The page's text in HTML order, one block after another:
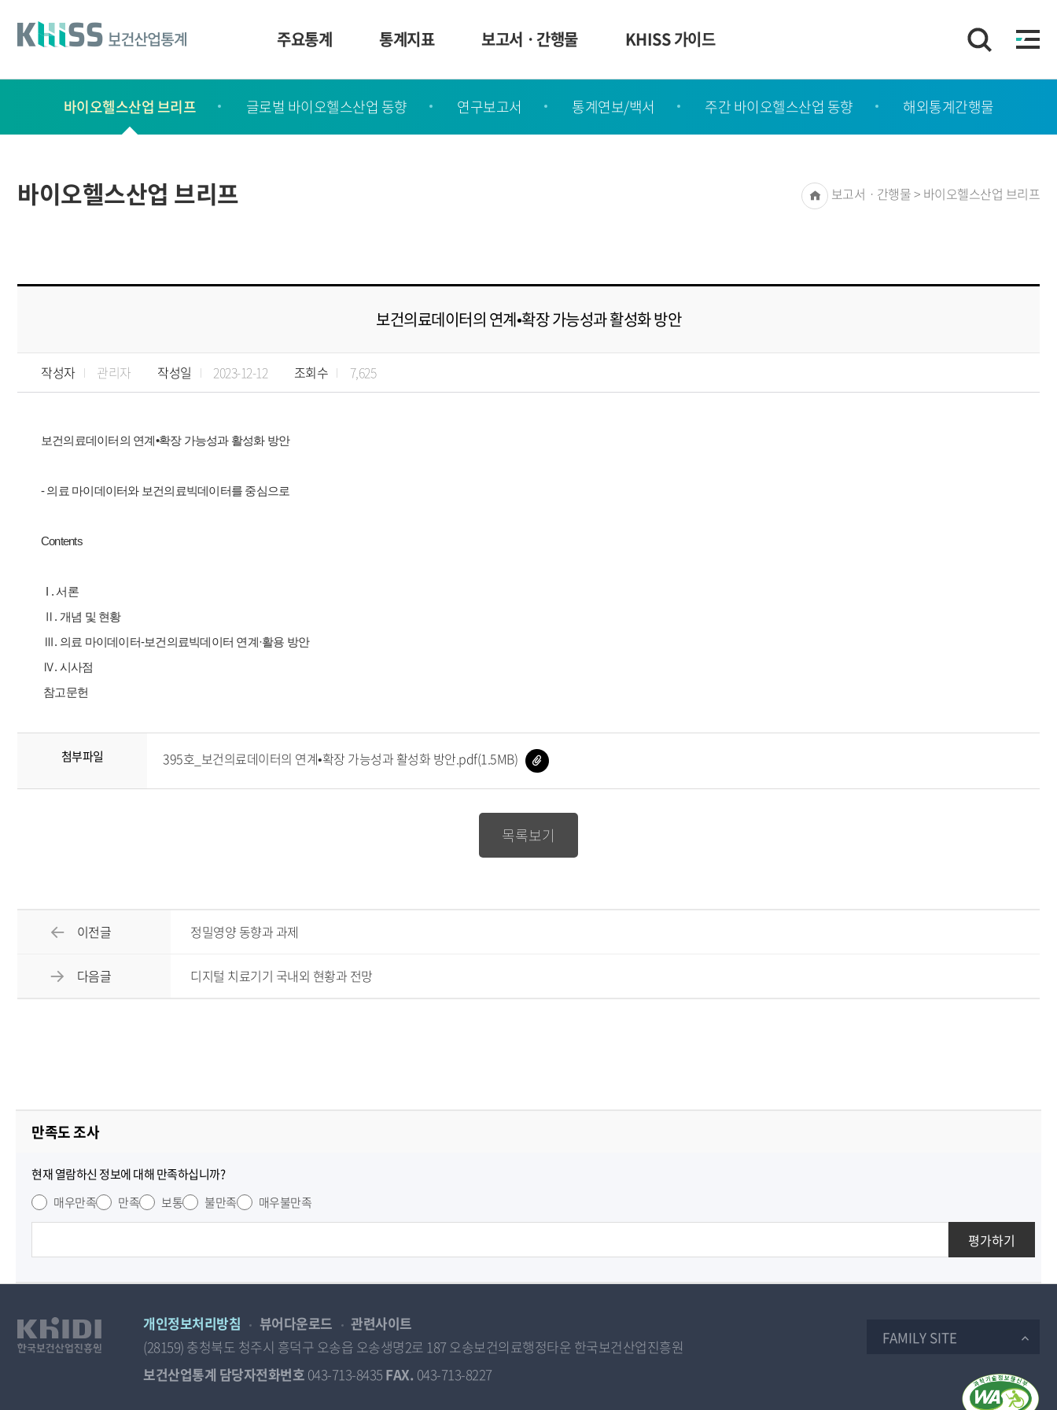
건
주요통계 통계지표 보고서ㆍ간행물 KHISS 가이드
서
바이오헬스산업 브리프 글로벌 바이오헬스산업 동향 연구보고서 통계연보/백서 주간 바이오헬스산업 동향 해외통계간행물
바이오헬스산업 브리프 Home
보고서ㆍ간행물 > 바이오헬스산업 브리프
보건의료데이터의 연계•확장 가능성과 활성화 방안
작성자 관리자 작성일 2023-12-12 조회수 7,625
보건의료데이터의 연계•확장 가능성과 활성화 방안
- 의료 마이데이터와 보건의료빅데이터를 중심으로
Contents
I . 서론
Ⅱ. 개념 및 현황
Ⅲ. 의료 마이데이터-보건의료빅데이터 연계·활용 방안
Ⅳ. 시사점
참고문헌
첨부파일 395호_보건의료데이터의 연계•확장 가능성과 활성화 방안.pdf(1.5MB)
파
목록보기
이전글 정밀영양 동향과 과제
다음글 디지털 치료기기 국내외 현황과 전망
만족도 조사
현재 열람하신 정보에 대해 만족하십니까?
매우만족
만족 보통 불만족 매우불만족
평가하기
개인정보처리방침 뷰어다운로드
관련사이트
(28159) 충청북도 청주시 흥덕구 오송읍 오송생명2로 187 오송보건의료행정타운 한국보건산업진흥원
보건산업통계 담당자전화번호 043-713-8435 FAX. 043-713-8227
FAMILY SITE